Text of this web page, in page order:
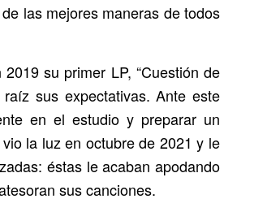
las mejores maneras de todos
su primer LP, “Cuestión de
sus expectativas. Ante este
en el estudio y preparar un
la luz en octubre de 2021 y le
éstas le acaban apodando
sus canciones.